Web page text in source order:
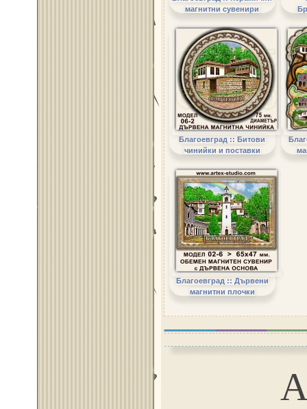
магнитни сувенири
Благоевград :: Битови
чинийки и поставки
Благоевград :: Дървени
магнитни плочки